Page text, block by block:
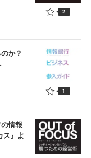
2
か？
1
情報
ス』よ